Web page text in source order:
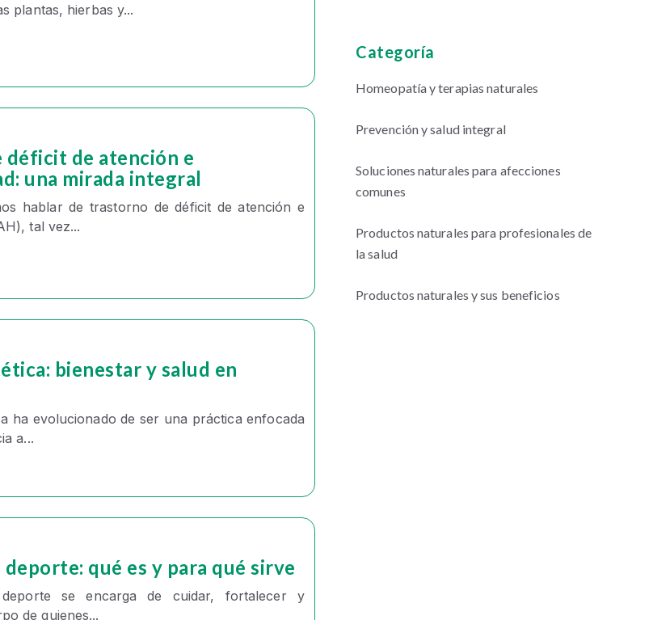
plantas, hierbas y...
déficit de atención e
una mirada integral
hablar de trastorno dedéficit de atención e
tal vez...
bienestar y salud en
ha evolucionado de ser una práctica enfocada
a...
qué es y para qué sirve
se encarga de cuidar, fortalecer y
de quienes...
Categoría
Homeopatía y terapias naturales
Prevención y salud integral
Soluciones naturales para afecciones
comunes
Productos naturales para profesionales de
la salud
Productos naturales y sus beneficios